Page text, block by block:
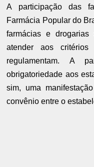
A participação das
Farmácia Popular do
farmácias e drogarias
atender aos
regulamentam. A
obrigatoriedade aos
sim, uma
convênio entre o